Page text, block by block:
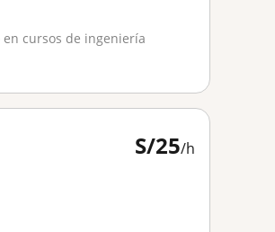
cursos de ingeniería
S/25/h